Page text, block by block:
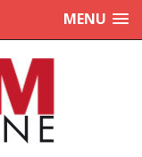
MENU